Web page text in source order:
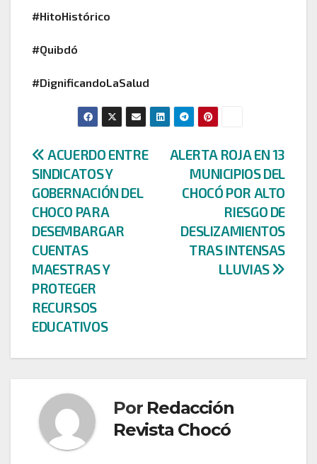
#HitoHistórico
#Quibdó
#DignificandoLaSalud
Navegación
de
entradas
ALERTA ROJA EN 13
MUNICIPIOS DEL
CHOCÓ POR ALTO
RIESGO DE
DESLIZAMIENTOS
TRAS INTENSAS
LLUVIAS
ACUERDO ENTRE
SINDICATOS Y
GOBERNACIÓN DEL
CHOCO PARA
DESEMBARGAR
CUENTAS
MAESTRAS Y
PROTEGER
RECURSOS
EDUCATIVOS
Por Redacción
Revista Chocó